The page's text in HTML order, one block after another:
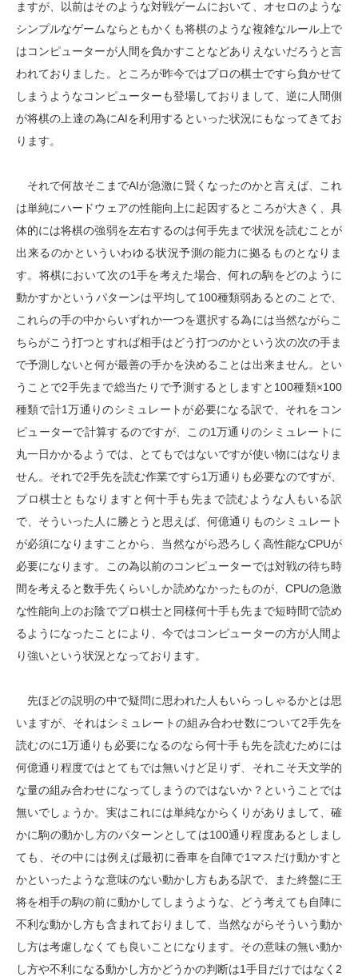
ますが、以前はそのような対戦ゲームにおいて、オセロのような
シンプルなゲームならともかくも将棋のような複雑なルール上で
はコンピューターが人間を負かすことなどありえないだろうと言
われておりました。ところが昨今ではプロの棋士ですら負かせて
しまうようなコンピューターも登場しておりまして、逆に人間側
が将棋の上達の為にAIを利用するといった状況にもなってきてお
ります。
それで何故そこまでAIが急激に賢くなったのかと言えば、これ
は単純にハードウェアの性能向上に起因するところが大きく、具
体的には将棋の強弱を左右するのは何手先まで状況を読むことが
出来るのかといういわゆる状況予測の能力に拠るものとなりま
す。将棋において次の1手を考えた場合、何れの駒をどのように
動かすかというパターンは平均して100種類弱あるとのことで、
これらの手の中からいずれか一つを選択する為には当然ながらこ
ちらがこう打つとすれば相手はどう打つのかという次の次の手ま
で予測しないと何が最善の手かを決めることは出来ません。とい
うことで2手先まで総当たりで予測するとしますと100種類×100
種類で計1万通りのシミュレートが必要になる訳で、それをコン
ピューターで計算するのですが、この1万通りのシミュレートに
丸一日かかるようでは、とてもではないですが使い物にはなりま
せん。それで2手先を読む作業ですら1万通りも必要なのですが、
プロ棋士ともなりますと何十手も先まで読むような人もいる訳
で、そういった人に勝とうと思えば、何億通りものシミュレート
が必須になりますことから、当然ながら恐ろしく高性能なCPUが
必要になります。この為以前のコンピューターでは対戦の待ち時
間を考えると数手先くらいしか読めなかったものが、CPUの急激
な性能向上のお陰でプロ棋士と同様何十手も先まで短時間で読め
るようになったことにより、今ではコンピューターの方が人間よ
り強いという状況となっております。
先ほどの説明の中で疑問に思われた人もいらっしゃるかとは思
いますが、それはシミュレートの組み合わせ数について2手先を
読むのに1万通りも必要になるのなら何十手も先を読むためには
何億通り程度ではとてもでは無いけど足りず、それこそ天文学的
な量の組み合わせになってしまうのではないか？ということでは
無いでしょうか。実はこれには単純なからくりがありまして、確
かに駒の動かし方のパターンとしては100通り程度あるとしまし
ても、その中には例えば最初に香車を自陣で1マスだけ動かすと
かといったような意味のない動かし方もある訳で、また終盤に王
将を相手の駒の前に動かしてしまうような、どう考えても自陣に
不利な動かし方も含まれておりまして、当然ながらそういう動か
し方は考慮しなくても良いことになります。その意味の無い動か
し方や不利になる動かし方かどうかの判断は1手目だけではなく2